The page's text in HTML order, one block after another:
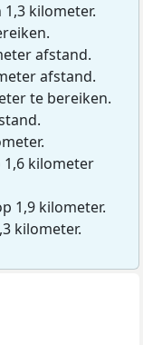
kilometer.
afstand.
afstand.
te bereiken.
1,6 kilometer
1,9 kilometer.
kilometer.